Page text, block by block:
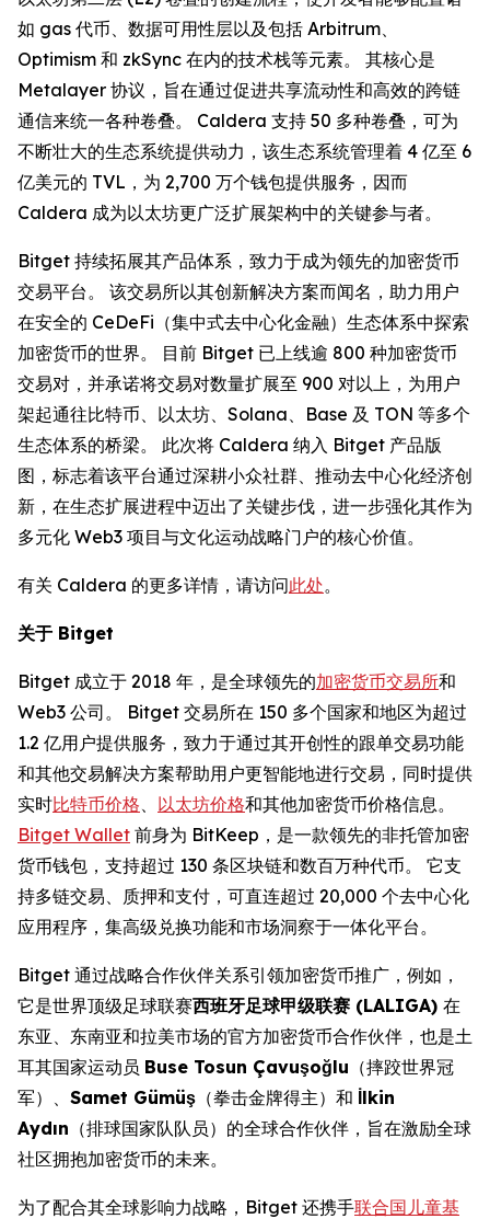
如 gas 代币、数据可用性层以及包括 Arbitrum、
Optimism 和 zkSync 在内的技术栈等元素。 其核心是
Metalayer 协议，旨在通过促进共享流动性和高效的跨链
通信来统一各种卷叠。 Caldera 支持 50 多种卷叠，可为
不断壮大的生态系统提供动力，该生态系统管理着 4 亿至 6
亿美元的 TVL，为 2,700 万个钱包提供服务，因而
Caldera 成为以太坊更广泛扩展架构中的关键参与者。
Bitget 持续拓展其产品体系，致力于成为领先的加密货币
交易平台。 该交易所以其创新解决方案而闻名，助力用户
在安全的 CeDeFi（集中式去中心化金融）生态体系中探索
加密货币的世界。 目前 Bitget 已上线逾 800 种加密货币
交易对，并承诺将交易对数量扩展至 900 对以上，为用户
架起通往比特币、以太坊、Solana、Base 及 TON 等多个
生态体系的桥梁。 此次将 Caldera 纳入 Bitget 产品版
图，标志着该平台通过深耕小众社群、推动去中心化经济创
新，在生态扩展进程中迈出了关键步伐，进一步强化其作为
多元化 Web3 项目与文化运动战略门户的核心价值。
有关 Caldera 的更多详情，请访问此处。
关于 Bitget
Bitget 成立于 2018 年，是全球领先的加密货币交易所和
Web3 公司。 Bitget 交易所在 150 多个国家和地区为超过
1.2 亿用户提供服务，致力于通过其开创性的跟单交易功能
和其他交易解决方案帮助用户更智能地进行交易，同时提供
实时比特币价格 以太坊价格和其他加密货币价格信息。
Bitget Wallet 前身为 BitKeep，是一款领先的非托管加密
货币钱包，支持超过 130 条区块链和数百万种代币。 它支
持多链交易、质押和支付，可直连超过 20,000 个去中心化
应用程序，集高级兑换功能和市场洞察于一体化平台。
Bitget 通过战略合作伙伴关系引领加密货币推广，例如，
它是世界顶级足球联赛西班牙足球甲级联赛 (LALIGA) 在
东亚、东南亚和拉美市场的官方加密货币合作伙伴，也是土
耳其国家运动员 Buse Tosun Çavuşoğlu （摔跤世界冠
军）、 Samet Gümüş （拳击金牌得主）和 İlkin
Aydın （排球国家队队员）的全球合作伙伴，旨在激励全球
社区拥抱加密货币的未来。
为了配合其全球影响力战略，Bitget 还携手联合国儿童基